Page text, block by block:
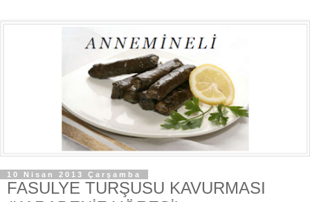
10 Nisan 2013 Çarşamba
FASULYE TURŞUSU KAVURMASI